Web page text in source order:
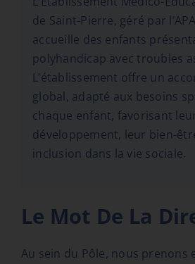
de Saint-Pierre, géré par
accueille des enfants
polyhandicap avec troubles
L’établissement offre un
global, adapté aux besoins
chaque enfant, favorisant
développement, leur bien-
inclusion dans la vie sociale.
Le Mot De La
Au sein du Pôle, nous prenons